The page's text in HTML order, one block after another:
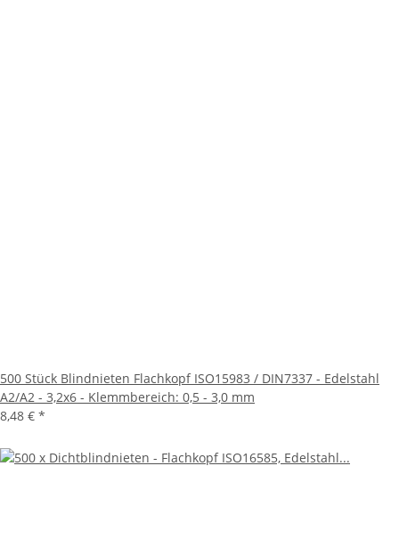
500 Stück Blindnieten Flachkopf ISO15983 / DIN7337 - Edelstahl
A2/A2 - 3,2x6 - Klemmbereich: 0,5 - 3,0 mm
8,48 € *